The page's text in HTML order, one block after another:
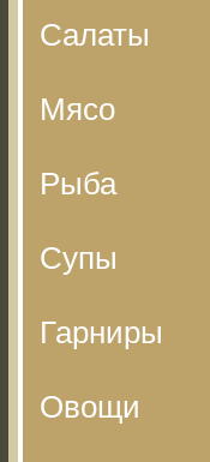
Салаты
Мясо
Рыба
Супы
Гарниры
Овощи